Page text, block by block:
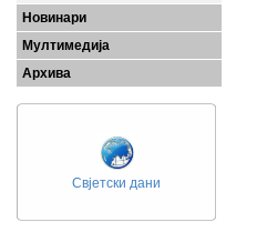
Новинари
Мултимедија
Архива
Свјетски дани